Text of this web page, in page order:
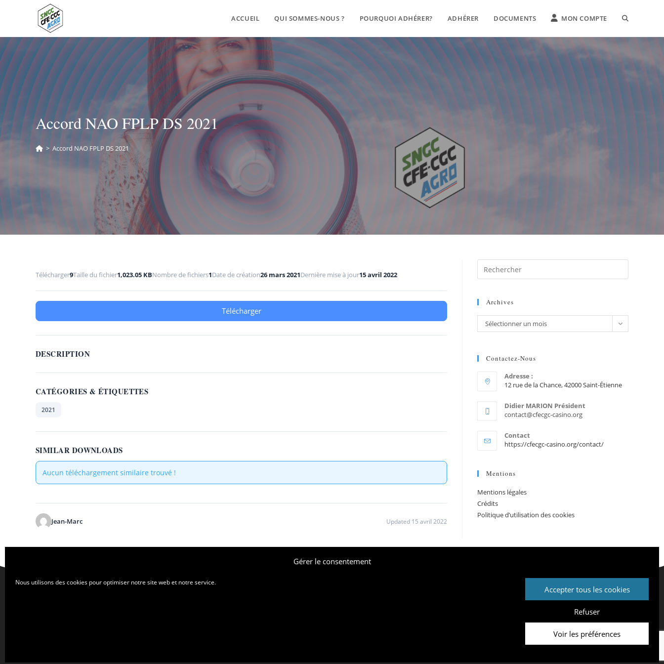
Gérer le consentement
Nous utilisons des cookies pour optimiser notre site web et notre service.
Accepter tous les cookies
Refuser
Voir les préférences
ACCUEIL QUI SOMMES-NOUS ? POURQUOI ADHÉRER? ADHÉRER DOCUMENTS MON COMPTE
Accord NAO FPLP DS 2021
> Accord NAO FPLP DS 2021
Télécharger9Taille du fichier1,023.05 KBNombre de fichiers1Date de création26 mars 2021Dernière mise à jour15 avril 2022
Télécharger
DESCRIPTION
CATÉGORIES & ÉTIQUETTES
2021
SIMILAR DOWNLOADS
Aucun téléchargement similaire trouvé !
Jean-Marc Updated 15 avril 2022
Archives
Sélectionner un mois
Contactez-Nous
Adresse :
12 rue de la Chance, 42000 Saint-Étienne
Didier MARION Président
contact@cfecgc-casino.org
Contact
https://cfecgc-casino.org/contact/
Mentions
Mentions légales
Crédits
Politique d’utilisation des cookies